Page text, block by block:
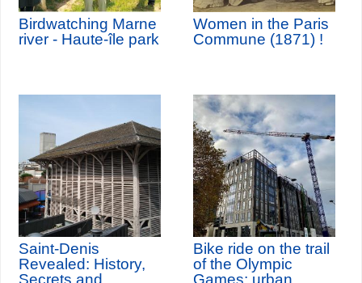
Birdwatching Marne
river - Haute-île park
Women in the Paris
Commune (1871) !
Saint-Denis
Revealed: History,
Bike ride on the trail
of the Olympic